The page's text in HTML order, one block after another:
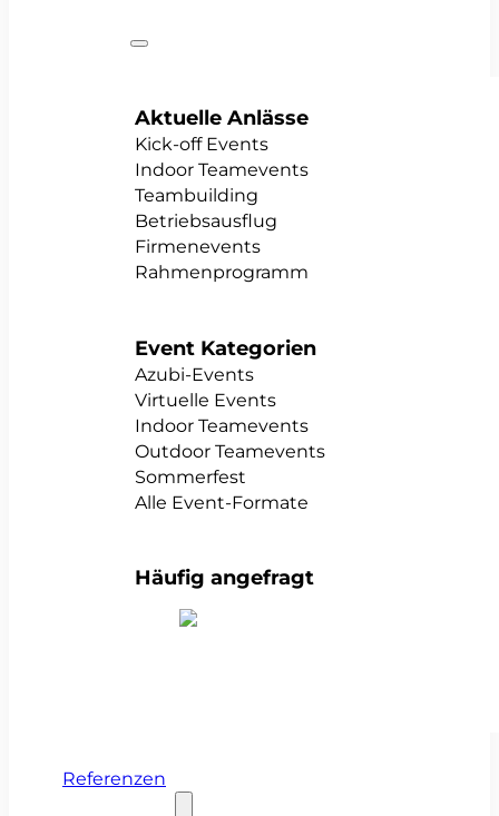
Aktuelle Anlässe
Kick-off Events
Indoor Teamevents
Teambuilding
Betriebsausflug
Firmenevents
Rahmenprogramm
Event Kategorien
Azubi-Events
Virtuelle Events
Indoor Teamevents
Outdoor Teamevents
Sommerfest
Alle Event-Formate
Häufig angefragt
Referenzen